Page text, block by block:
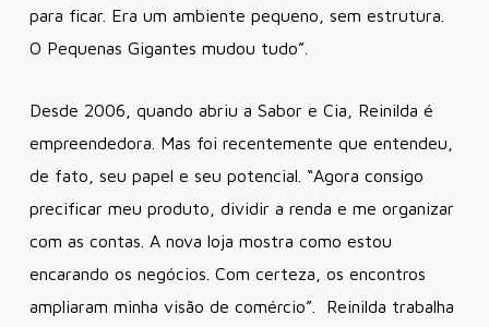
para ficar. Era um ambiente pequeno, sem estrutura.
O Pequenas Gigantes mudou tudo”.
Desde 2006, quando abriu a Sabor e Cia, Reinilda é
empreendedora. Mas foi recentemente que entendeu,
de fato, seu papel e seu potencial. “Agora consigo
precificar meu produto, dividir a renda e me organizar
com as contas. A nova loja mostra como estou
encarando os negócios. Com certeza, os encontros
ampliaram minha visão de comércio”. Reinilda trabalha